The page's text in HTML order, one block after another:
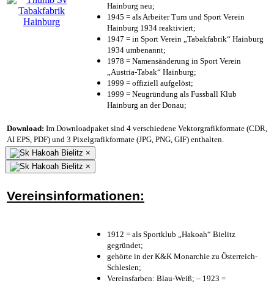
Hainburg neu;
1945 = als Arbeiter Turn und Sport Verein
Hainburg 1934 reaktiviert;
1947 = in Sport Verein „Tabakfabrik“ Hainburg
1934 umbenannt;
1978 = Namensänderung in Sport Verein
„Austria-Tabak“ Hainburg;
1999 = offiziell aufgelöst;
1999 = Neugründung als Fussball Klub
Hainburg an der Donau;
Download: Im Downloadpaket sind 4 verschiedene Vektorgrafikformate (CDR,
AI EPS, PDF) und 3 Pixelgrafikformate (JPG, PNG, GIF) enthalten.
×
×
Vereinsinformationen:
1912 = als Sportklub „Hakoah“ Bielitz
gegründet;
gehörte in der K&K Monarchie zu Österreich-
Schlesien;
Vereinsfarben: Blau-Weiß; – 1923 =